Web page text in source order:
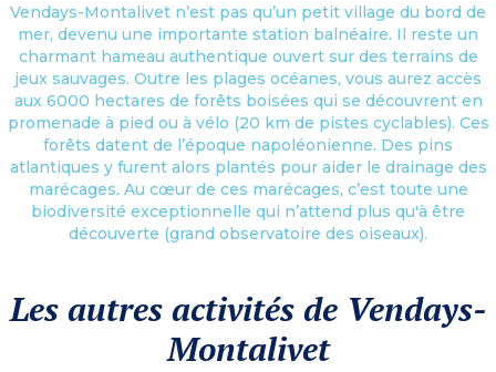
Vendays-Montalivet n’est pas qu’un petit village du bord de
mer, devenu une importante station balnéaire. Il reste un
charmant hameau authentique ouvert sur des terrains de
jeux sauvages. Outre les plages océanes, vous aurez accès
aux 6000 hectares de forêts boisées qui se découvrent en
promenade à pied ou à vélo (20 km de pistes cyclables). Ces
forêts datent de l’époque napoléonienne. Des pins
atlantiques y furent alors plantés pour aider le drainage des
marécages. Au cœur de ces marécages, c’est toute une
biodiversité exceptionnelle qui n’attend plus qu'à être
découverte (grand observatoire des oiseaux).
Les autres activités de Vendays-
Montalivet